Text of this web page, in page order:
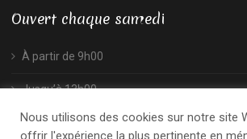
Ouvert chaque samedi
À partir de 9h00
Jusqu’à 13h00
Nous utilisons des cookies sur notre site
offrir l'expérience la plus pertinente en